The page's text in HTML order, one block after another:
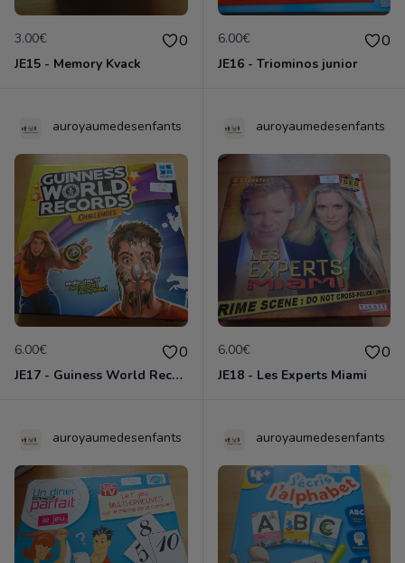
3.00€ 0
JE15 - Memory Kvack
6.00€ 0
JE16 - Triominos junior
auroyaumedesenfants
6.00€ 0
JE17 - Guiness World Records
auroyaumedesenfants
6.00€ 0
JE18 - Les Experts Miami
auroyaumedesenfants auroyaumedesenfants